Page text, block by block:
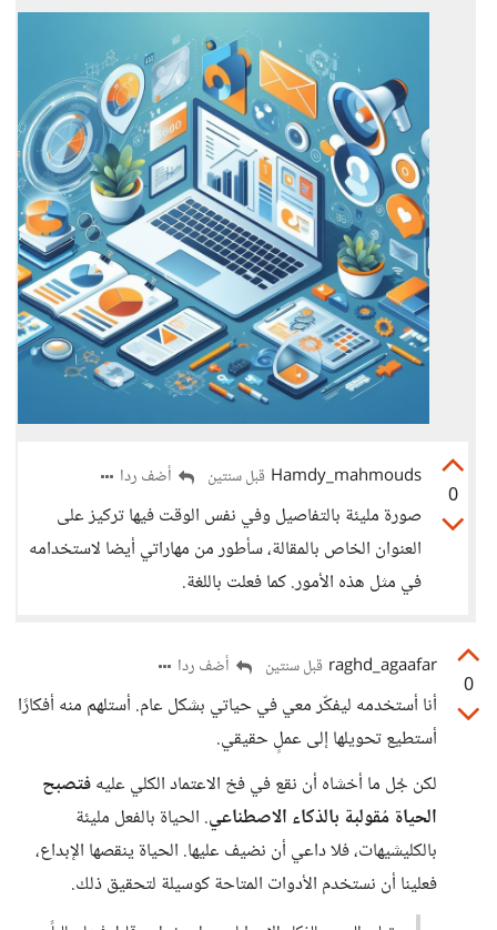
0
Hamdy_mahmouds قبل سنتين أضف ردا
صورة مليئة بالتفاصيل وفي نفس الوقت فيها تركيز على
العنوان الخاص بالمقالة، سأطور من مهاراتي أيضا لاستخدامه
في مثل هذه الأمور. كما فعلت باللغة.
0
raghd_agaafar قبل سنتين أضف ردا
أنا أستخدمه ليفكّر معي في حياتي بشكل عام. أستلهم منه أفكارًا
أستطيع تحويلها إلى عملٍ حقيقي.
لكن جُل ما أخشاه أن نقع في فخ الاعتماد الكلي عليهفتصبح
الحياة مُقولبة بالذكاء الاصطناعي. الحياة بالفعل مليئة
بالكليشيهات، فلا داعي أن نضيف عليها. الحياة ينقصها الإبداع،
فعلينا أن نستخدم الأدوات المتاحة كوسيلة لتحقيق ذلك.